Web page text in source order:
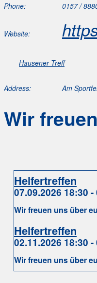
Phone: 0157 /
Website:
Hausener Treff
Address: Am
Wir
Helfertreffen
07.09.2026 18:30
Wir freuen uns über
Helfertreffen
02.11.2026 18:30
Wir freuen uns über